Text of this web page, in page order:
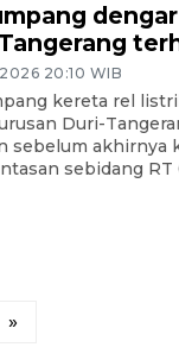
20:10 WIB
kereta rel
Duri-
sebelum
sebidang RT
»